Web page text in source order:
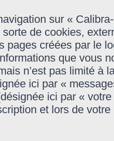
sur «
de cookies,
pages créées par le
que vous
n’est pas limité à
ici par «
ici par «
et lors de